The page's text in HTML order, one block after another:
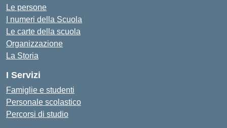
Le persone
I numeri della Scuola
Le carte della scuola
Organizzazione
La Storia
I Servizi
Famiglie e studenti
Personale scolastico
Percorsi di studio